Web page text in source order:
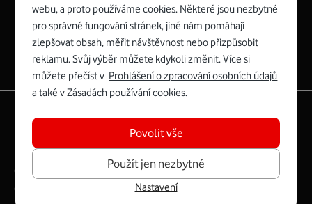
Zyxel VMG8623-T50B:
Rozměry modemu jsou 16 x 22 x 7,5 cm (včetně stojánku)
a nabízí 4 gigabitové LAN porty a bezdrátové připojení Wi-
Fi ve verzích 802.11 b/g/n/ac pro frekvenci 2,4 GHz a
Mb/s.
Více o Zyxel VMG8623-T50B
Spojte se s Vodafonem
Právní­ podmí­nky
Ochrana soukromí­
Digitální odpovědnost
Ceník
Copyright © 2026 Vodafone Czech Republic a.s.
webu, a proto používáme cookies. Některé jsou nezbytné
pro správné fungování stránek, jiné nám pomáhají
zlepšovat obsah, měřit návštěvnost nebo přizpůsobit
reklamu. Svůj výběr můžete kdykoli změnit. Více si
můžete přečíst v Prohlášení o zpracování osobních údajů
a také vZásadách používání cookies.
Použít jen nezbytné
Povolit vše
Nastavení